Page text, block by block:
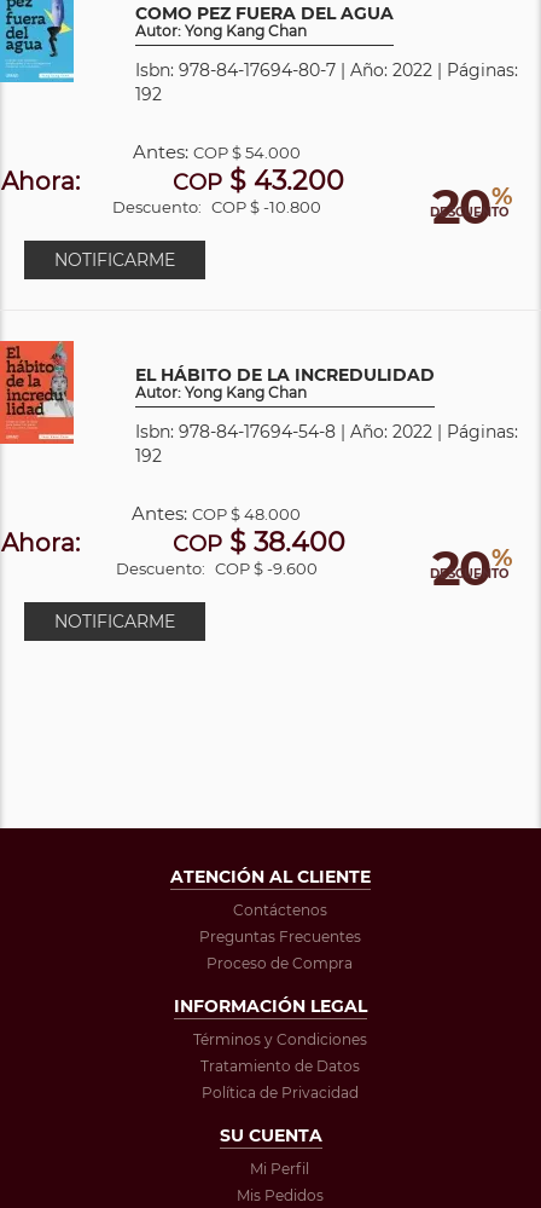
COMO PEZ FUERA DEL AGUA
Autor: Yong Kang Chan
Isbn: 978-84-17694-80-7 | Año: 2022 | Páginas:
192
20%
DESCUENTO
Antes: COP$ 54.000
Ahora: COP $ 43.200
Descuento: COP $ -10.800
NOTIFICARME
EL HÁBITO DE LA INCREDULIDAD
Autor: Yong Kang Chan
Isbn: 978-84-17694-54-8 | Año: 2022 | Páginas:
192
20%
DESCUENTO
Antes:COP$ 48.000
Ahora: COP$ 38.400
Descuento: COP $ -9.600
NOTIFICARME
ATENCIÓN AL CLIENTE
Contáctenos
Preguntas Frecuentes
Proceso de Compra
INFORMACIÓN LEGAL
Términos y Condiciones
Tratamiento de Datos
Política de Privacidad
SU CUENTA
Mi Perfil
Mis Pedidos